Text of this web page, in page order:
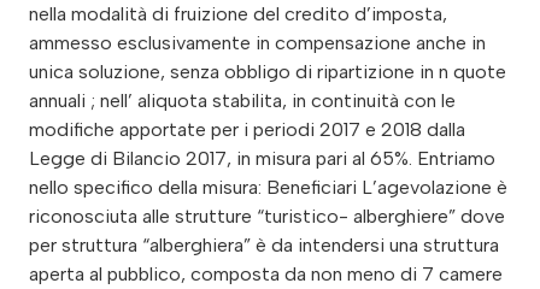
nella modalità di fruizione del credito d’imposta,
ammesso esclusivamente in compensazione anche in
unica soluzione, senza obbligo di ripartizione in n quote
annuali ; nell’ aliquota stabilita, in continuità con le
modifiche apportate per i periodi 2017 e 2018 dalla
Legge di Bilancio 2017, in misura pari al 65%. Entriamo
nello specifico della misura: Beneficiari L’agevolazione è
riconosciuta alle strutture “turistico- alberghiere” dove
per struttura “alberghiera” è da intendersi una struttura
aperta al pubblico, composta da non meno di 7 camere